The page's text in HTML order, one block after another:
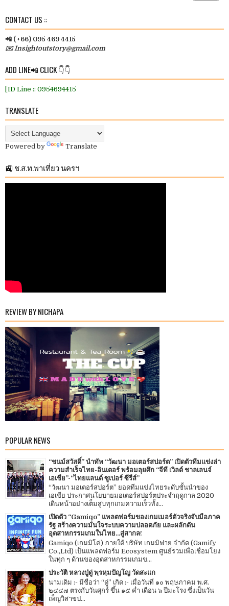
CONTACT US ::
📲 (+66) 095 469 4415
✉️ Insightoutstory@gmail.com
ADD LINE📲 CLICK 👇👇
[ID Line :: 0954694415
TRANSLATE
Powered by Translate
🚉 ช.ส.ท.พาเที่ยว นครฯ
REVIEW BY NICHAPA
POPULAR NEWS
“ชนม์สวัสดิ์” นำทัพ “วัฒนา มอเตอร์สปอร์ต” เปิดตัวทีมแข่งล่า
ความสำเร็จไทย-อินเตอร์ พร้อมลุยศึก “จีที เวิลด์ ชาลเลนจ์
เอเชีย”-“ไทยแลนด์ ซูเปอร์ ซีรีส์”
“วัฒนา มอเตอร์สปอร์ต” ยอดทีมแข่งไทยระดับชั้นนำของ
เอเชีย ประกาศนโยบายมอเตอร์สปอร์ตประจำฤดูกาล 2020
เดินหน้าอย่างเต็มสูบทุกเกมความเร็วทั้ง...
เปิดตัว “Gamiqo” แพลตฟอร์มของเกมเมอร์ตัวจริงจับมือภาค
รัฐ สร้างความมั่นใจระบบความปลอดภัย และผลักดัน
อุตสาหกรรมเกมในไทย...สู่สากล!
Gamiqo (เกมมิโค่) ภายใต้ บริษัท เกมมิฟาย จำกัด (Gamify
Co.,Ltd) เป็นแพลตฟอร์ม Ecosystem ศูนย์รวมเพื่อเชื่อมโยง
ในทุก ๆ ด้านของอุตสาหกรรมเกมข...
ประวัติ หลวงปู่ดู่ พฺรหฺมปัญโญ วัดสะแก
นามเดิม :- มีชื่อว่า “ดู่” เกิด :- เมื่อวันที่ ๑๐ พฤษภาคม พ.ศ.
๒๔๔๗ ตรงกับวันศุกร์ ขึ้น ๑๕ ค่ำ เดือน ๖ ปีมะโรง ซึ่งเป็นวัน
เพ็ญวิสาขป...